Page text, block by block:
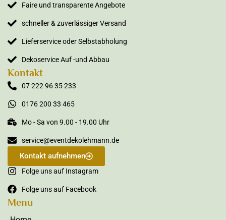
Faire und transparente Angebote
schneller & zuverlässiger Versand
Lieferservice oder Selbstabholung
Dekoservice Auf -und Abbau
Kontakt
07 222 96 35 233
0176 200 33 465
Mo - Sa von 9.00 - 19.00 Uhr
service@eventdekolehmann.de
Kontakt aufnehmen
Folge uns auf Instagram
Folge uns auf Facebook
Menu